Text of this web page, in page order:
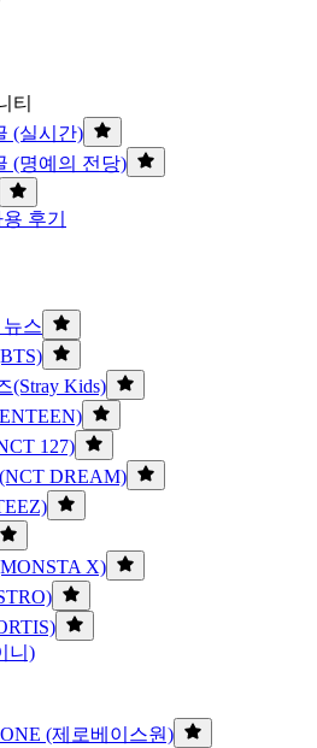
티
(실시간)
(명예의 전당)
후기
스
(Stray Kids)
127)
DREAM)
X)
니)
(제로베이스원)